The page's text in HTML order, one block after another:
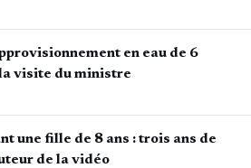
en eau de 6
visite du ministre
une fille de 8 ans : trois ans de
de la vidéo